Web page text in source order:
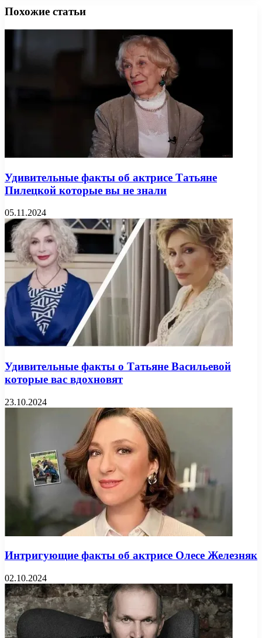
Похожие статьи
Удивительные факты об актрисе Татьяне
Пилецкой которые вы не знали
05.11.2024
Удивительные факты о Татьяне Васильевой
которые вас вдохновят
23.10.2024
Интригующие факты об актрисе Олесе Железняк
02.10.2024